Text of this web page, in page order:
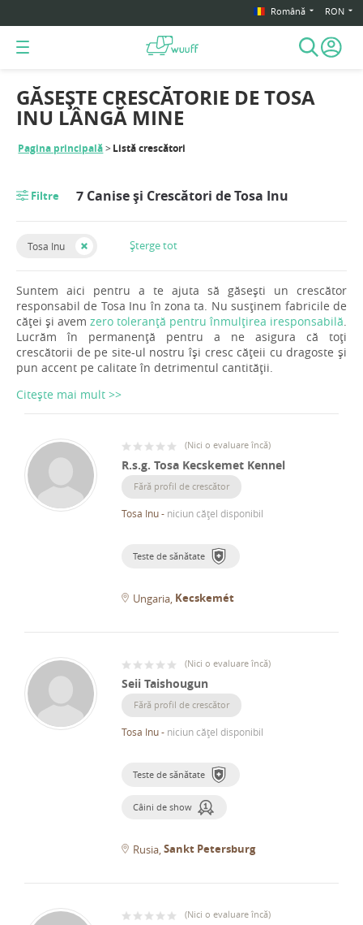
Română RON
Pagina principală Listă crescători
GĂSEȘTE CRESCĂTORIE DE TOSA
INU LÂNGĂ MINE
Filtre 7 Canise și Crescători de Tosa Inu
Tosa Inu Șterge tot
Suntem aici pentru a te ajuta să găsești un crescător
responsabil de Tosa Inu în zona ta. Nu susținem fabricile de
căței și avem zero toleranță pentru înmulțirea iresponsabilă
Lucrăm în permanență pentru a ne asigura că toți
crescătorii de pe site-ul nostru își cresc cățeii cu dragoste și
pun accent pe calitate în detrimentul cantității.
Citește mai mult >>
(Nici o evaluare încă)
R.s.g. Tosa Kecskemet Kennel
Fără profil de crescător
Tosa Inu- niciun cățel disponibil
Teste de sănătate
Ungaria Kecskemét
(Nici o evaluare încă)
Seii Taishougun
Fără profil de crescător
Tosa Inu- niciun cățel disponibil
Teste de sănătate
Câini de show
Rusia Sankt Petersburg
(Nici o evaluare încă)